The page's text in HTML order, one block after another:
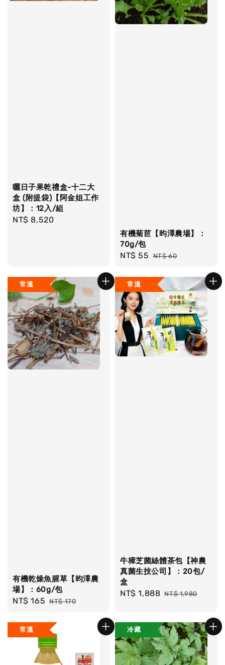
曬日子果乾禮盒-十二大
盒 (附提袋)【阿金姐工作
坊】：12入/組
Regular
NT$ 8,520
有機菊苣【昀澤農場】：
70g/包
Sale
NT$ 55 Regular
NT$ 60
常溫
有機乾燥魚腥草【昀澤農
場】：60g/包
Sale
NT$ 165 Regular
NT$ 170
常溫
牛樟芝菌絲體茶包【神農
真菌生技公司】：20包/
盒
Sale
NT$ 1,888 Regular
NT$ 1,980
常溫 冷藏